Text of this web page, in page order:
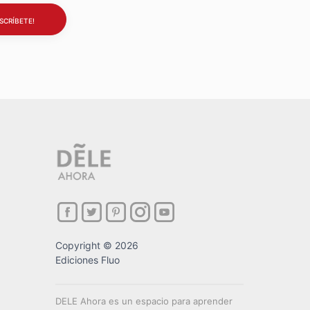
Copyright © 2026
Ediciones Fluo
DELE Ahora es un espacio para aprender